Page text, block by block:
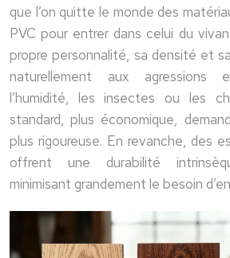
que l’on quitte le monde des
PVC pour entrer dans celui du
propre personnalité, sa densité et
naturellement aux agressions
l’humidité, les insectes ou les
standard, plus économique,
plus rigoureuse. En revanche, des
offrent une durabilité
minimisant grandement le besoin